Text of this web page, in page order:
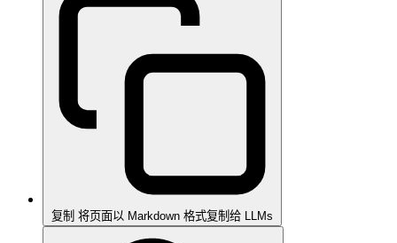
复制 将页面以 Markdown 格式复制给 LLMs